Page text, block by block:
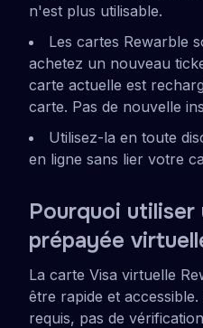
n'est plus utilisable.
Les cartes Rewarble
achetez un nouveau
carte actuelle est
carte. Pas de nouvelle
Utilisez-la en toute
en ligne sans lier votre
Pourquoi utiliser
prépayée
La carte Visa virtuelle
être rapide et
requis, pas de